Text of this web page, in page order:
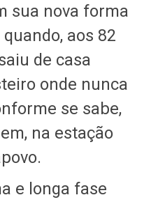
sua nova forma
aos 82
de casa
onde nunca
se sabe,
na estação
e longa fase